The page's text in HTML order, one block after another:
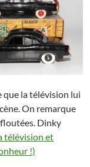
que la télévision lui
On remarque
Dinky
télévision et
!)